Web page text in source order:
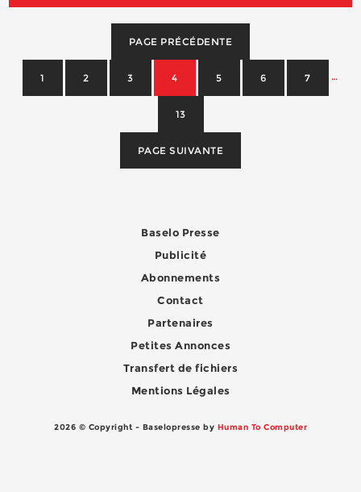
PAGE PRÉCÉDENTE
1 2 3 4 5 6 7 …
13
PAGE SUIVANTE
Baselo Presse
Publicité
Abonnements
Contact
Partenaires
Petites Annonces
Transfert de fichiers
Mentions Légales
2026 © Copyright - Baselopresse by Human To Computer